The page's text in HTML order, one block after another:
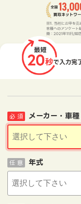
メーカー・車種
必 須
年式
任 意